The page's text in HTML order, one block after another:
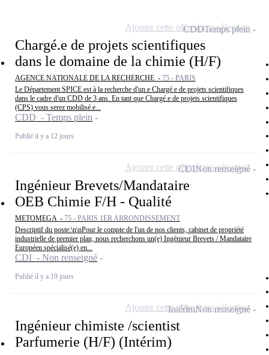
Chargé.e de projets scientifiques
dans le domaine de la chimie (H/F)
AGENCE NATIONALE DE LA RECHERCHE - 75 - PARIS
Le Département SPICE est à la recherche d'un.e Chargé.e de projets scientifiques
dans le cadre d'un CDD de 3 ans. En tant que Chargé.e de projets scientifiques
(CPS) vous serez mobilisé.e...
CDD - Temps plein
Publié il y a 12 jours
CDDTemps plein
Ajouter cette offre à ma sélection
Ingénieur Brevets/Mandataire
OEB Chimie F/H - Qualité
METOMEGA - 75 - PARIS 1ER ARRONDISSEMENT
Descriptif du poste:\n\nPour le compte de l'un de nos clients, cabinet de propriété
industrielle de premier plan, nous recherchons un(e) Ingénieur Brevets / Mandataire
Européen spécialisé(e) en...
CDI - Non renseigné
Publié il y a 19 jours
CDINon renseigné
Ajouter cette offre à ma sélection
Ingénieur chimiste /scientist
Parfumerie (H/F) (Intérim)
IntérimNon renseigné
Ajouter cette offre à ma sélection